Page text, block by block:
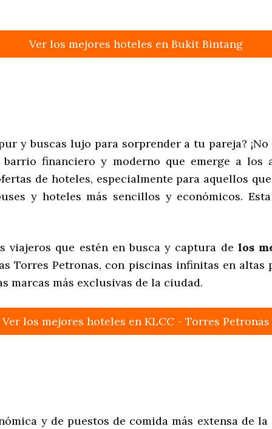
Ver los mejores hoteles en Bukit Bintang
y buscas lujo para sorprender a tu pareja?
financiero y moderno que emerge a los
de hoteles, especialmente para aquellos
y hoteles más sencillos y económicos.
viajeros que estén en busca y captura de los
Torres Petronas, con piscinas infinitas en
marcas más exclusivas de la ciudad.
Ver los mejores hoteles en KLCC - Torres Petronas
y de puestos de comida más extensa de